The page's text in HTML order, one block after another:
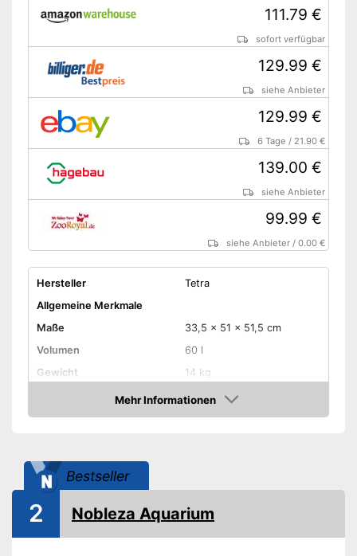
111.79 €
sofort verfügbar
129.99 €
siehe Anbieter
129.99 €
6 Tage / 21.90 €
139.00 €
siehe Anbieter
99.99 €
siehe Anbieter /0.00 €
Hersteller
Tetra
Allgemeine Merkmale
Maße
33,5 x 51 x 51,5 cm
Volumen
60 l
Gewicht
14 kg
Heizer
Beleuchtung
Mehr Informationen
Amazon
Bestseller
2 Nobleza Aquarium